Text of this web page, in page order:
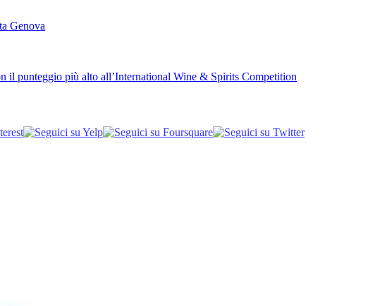
Genova
il punteggio più alto all’International Wine & Spirits Competition